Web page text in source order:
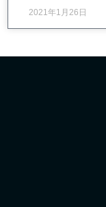
2021年1月26日